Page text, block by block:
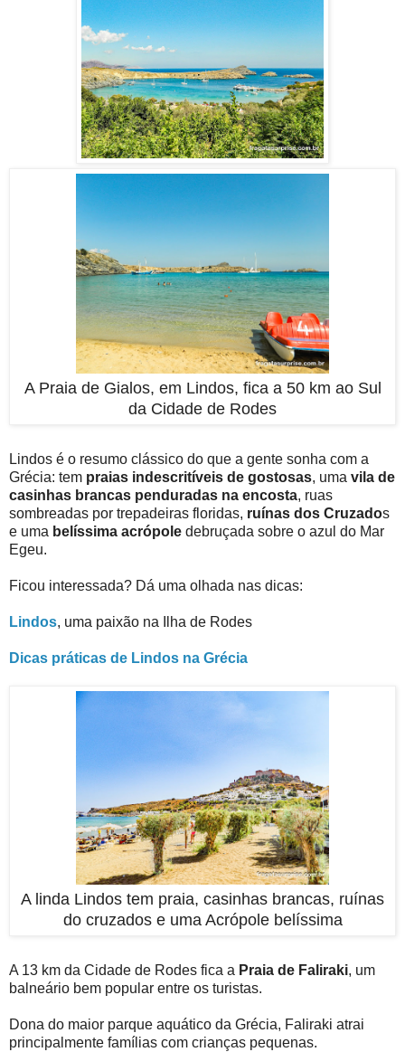
A Praia de Gialos, em Lindos, fica a 50 km ao Sul
da Cidade de Rodes
Lindos é o resumo clássico do que a gente sonha com a
Grécia: tem praias indescritíveis de gostosas, uma vila de
casinhas brancas penduradas na encosta, ruas
sombreadas por trepadeiras floridas, ruínas dos Cruzados
e uma belíssima acrópole debruçada sobre o azul do Mar
Egeu.
Ficou interessada? Dá uma olhada nas dicas:
Lindos, uma paixão na Ilha de Rodes
Dicas práticas de Lindos na Grécia
A linda Lindos tem praia, casinhas brancas, ruínas
do cruzados e uma Acrópole belíssima
A 13 km da Cidade de Rodes fica a Praia de Faliraki, um
balneário bem popular entre os turistas.
Dona do maior parque aquático da Grécia, Faliraki atrai
principalmente famílias com crianças pequenas.